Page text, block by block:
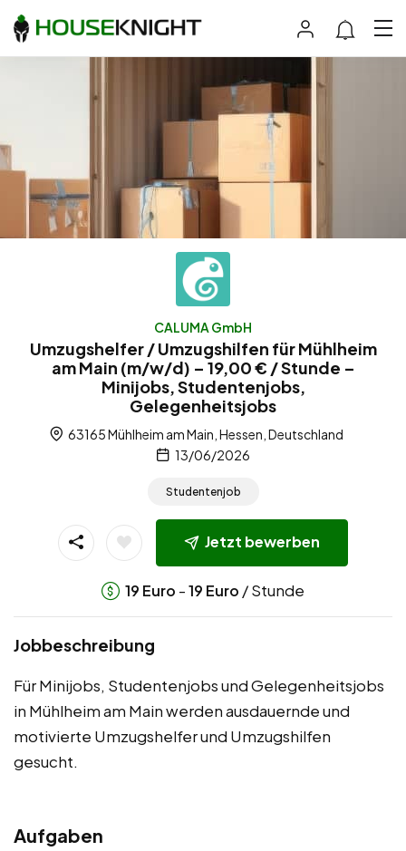
CALUMA GmbH
Umzugshelfer / Umzugshilfen für Mühlheim
am Main (m/w/d) – 19,00 € / Stunde –
Minijobs, Studentenjobs,
Gelegenheitsjobs
63165 Mühlheim am Main, Hessen, Deutschland
13/06/2026
Studentenjob
Jetzt bewerben
19 Euro -19 Euro / Stunde
Jobbeschreibung
Für Minijobs, Studentenjobs und Gelegenheitsjobs
in Mühlheim am Main werden ausdauernde und
motivierte Umzugshelfer und Umzugshilfen
gesucht.
Aufgaben